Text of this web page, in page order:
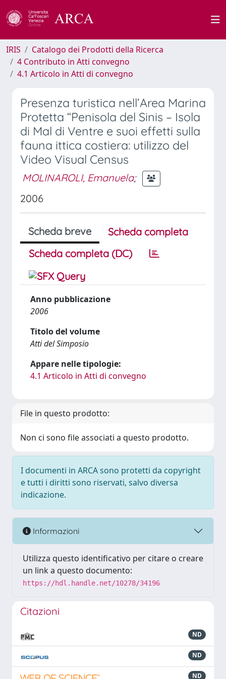
IRIS
Catalogo dei Prodotti della Ricerca
4 Contributo in Atti convegno
4.1 Articolo in Atti di convegno
Presenza turistica nell’Area Marina
Protetta “Penisola del Sinis – Isola
di Mal di Ventre e suoi effetti sulla
fauna ittica costiera: utilizzo del
Video Visual Census
MOLINAROLI, Emanuela;
2006
Scheda breve
Scheda completa
Scheda completa (DC)
Anno pubblicazione
2006
Titolo del volume
Atti del Simposio
Appare nelle tipologie:
4.1 Articolo in Atti di convegno
File in questo prodotto:
Non ci sono file associati a questo prodotto.
I documenti in ARCA sono protetti da copyright
e tutti i diritti sono riservati, salvo diversa
indicazione.
Informazioni
Utilizza questo identificativo per citare o creare
un link a questo documento:
https://hdl.handle.net/10278/34196
Citazioni
ND
ND
ND